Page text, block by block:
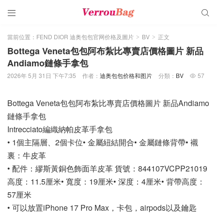
 
當前位置： FEND DIOR 迪奥包包官网价格及圖片 > BV > 正文
Bottega Veneta包包阿布紮比專賣店價格圖片 新品
Andiamo鏈條手拿包
2026年 5月 31日 下午7:35 作者： 迪奥包包价格和图片 分類： BV  57
Bottega Veneta包包阿布紮比專賣店價格圖片 新品Andiamo
鏈條手拿包
Intrecciato編織納帕皮革手拿包
• 1個主隔層、2個卡位• 金屬紐結開合• 金屬鏈條背帶• 襯
裏：牛皮革
• 配件：繆斯黃銅色飾面羊皮革 貨號：844107VCPP21019
高度：11.5厘米• 寬度：19厘米• 深度：4厘米• 背帶高度：
57厘米
• 可以放置iPhone 17 Pro Max，卡包，airpods以及鑰匙